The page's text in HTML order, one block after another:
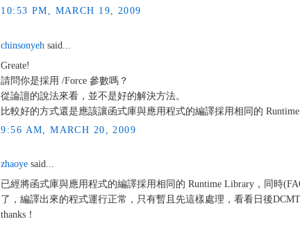
10:53 PM, MARCH 19, 2009
chinsonyeh said...
Greate!
請問你是採用 /Force 參數嗎？
從論譠的說法來看，並不是好的解決方法。
比較好的方式還是應該讓函式庫與應用程式的編譯採用相同的
9:56 AM, MARCH 20, 2009
zhaoye said...
已經將函式庫與應用程式的編譯採用相同的 Runtime Library，同時
了，編譯出來的程式運行正常，只有暫且先這樣處理，看看日後
thanks！